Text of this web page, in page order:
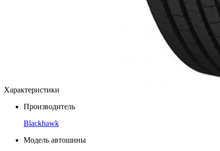
Характеристики
Производитель
Blackhawk
Модель автошины